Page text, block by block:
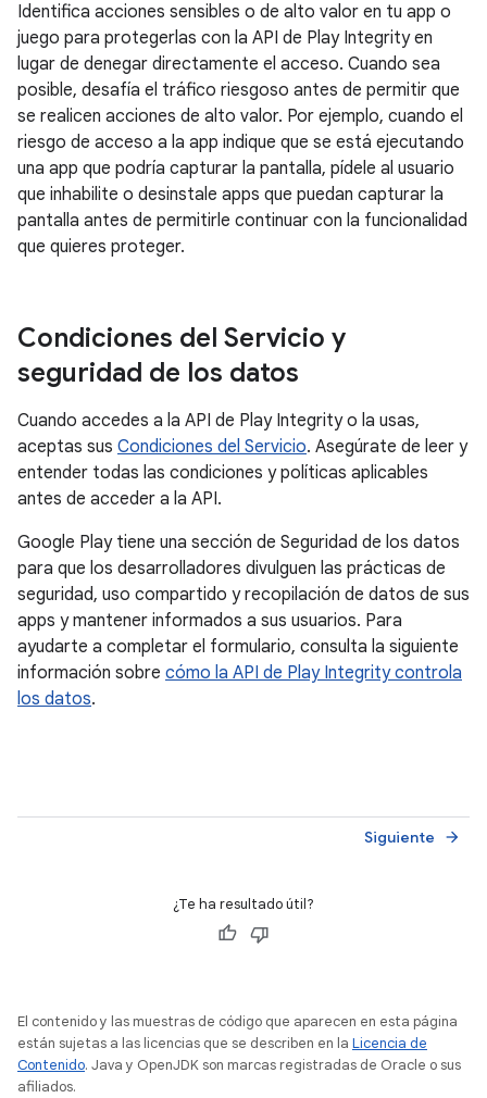
Identifica acciones sensibles o de alto valor en tu app o
juego para protegerlas con la API de Play Integrity en
lugar de denegar directamente el acceso. Cuando sea
posible, desafía el tráfico riesgoso antes de permitir que
se realicen acciones de alto valor. Por ejemplo, cuando el
riesgo de acceso a la app indique que se está ejecutando
una app que podría capturar la pantalla, pídele al usuario
que inhabilite o desinstale apps que puedan capturar la
pantalla antes de permitirle continuar con la funcionalidad
que quieres proteger.
Condiciones del Servicio y
seguridad de los datos
Cuando accedes a la API de Play Integrity o la usas,
aceptas sus Condiciones del Servicio. Asegúrate de leer y
entender todas las condiciones y políticas aplicables
antes de acceder a la API.
Google Play tiene una sección de Seguridad de los datos
para que los desarrolladores divulguen las prácticas de
seguridad, uso compartido y recopilación de datos de sus
apps y mantener informados a sus usuarios. Para
ayudarte a completar el formulario, consulta la siguiente
información sobre cómo la API de Play Integrity controla
los datos.
Siguiente arrow_forward
¿Te ha resultado útil?
El contenido y las muestras de código que aparecen en esta página
están sujetas a las licencias que se describen en la Licencia de
Contenido. Java y OpenJDK son marcas registradas de Oracle o sus
afiliados.